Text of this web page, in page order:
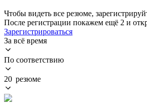
Чтобы видеть все резюме,
После регистрации покажем ещё 2 и
Зарегистрироваться
За всё время
По соответствию
20 резюме